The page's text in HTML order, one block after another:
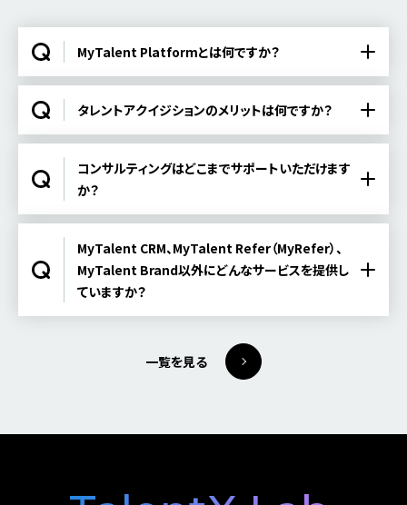
MyTalent Platformとは何ですか？
タレントアクイジションのメリットは何ですか？
コンサルティングはどこまでサポートいただけます
か？
MyTalent CRM、MyTalent Refer（MyRefer）、
MyTalent Brand以外にどんなサービスを提供し
ていますか？
一覧を見る